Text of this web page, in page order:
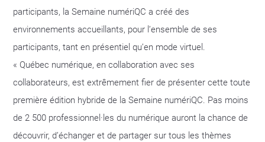
participants, la Semaine numériQC a créé des
environnements accueillants, pour l’ensemble de ses
participants, tant en présentiel qu’en mode virtuel.
« Québec numérique, en collaboration avec ses
collaborateurs, est extrêmement fier de présenter cette toute
première édition hybride de la Semaine numériQC. Pas moins
de 2 500 professionnel·les du numérique auront la chance de
découvrir, d’échanger et de partager sur tous les thèmes